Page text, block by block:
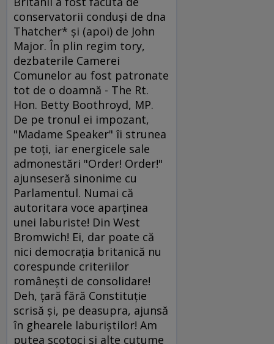
conservatorii conduşi de dna
Thatcher* şi (apoi) de John
Major. În plin regim tory,
dezbaterile Camerei
Comunelor au fost patronate
tot de o doamnă - The Rt.
Hon. Betty Boothroyd, MP.
De pe tronul ei impozant,
"Madame Speaker" îi strunea
pe toţi, iar energicele sale
admonestări "Order! Order!"
ajunseseră sinonime cu
Parlamentul. Numai că
autoritara voce aparţinea
unei laburiste! Din West
Bromwich! Ei, dar poate că
nici democraţia britanică nu
corespunde criteriilor
româneşti de consolidare!
Deh, ţară fără Constituţie
scrisă şi, pe deasupra, ajunsă
în ghearele laburiştilor! Am
putea scotoci şi alte cutume